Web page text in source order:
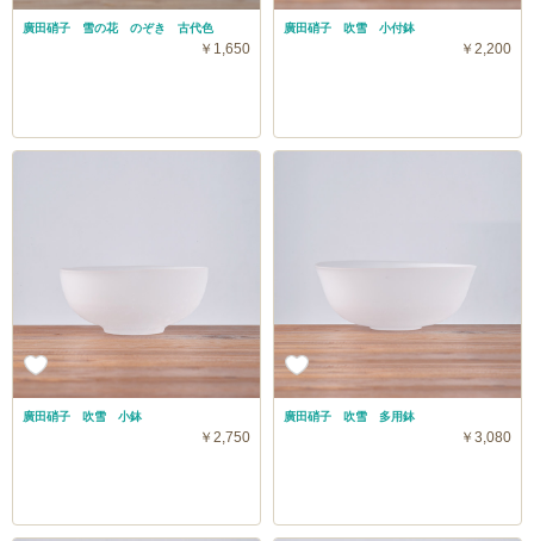
廣田硝子 雪の花 のぞき 古代色
￥1,650
廣田硝子 吹雪 小付鉢
￥2,200
廣田硝子 吹雪 小鉢
￥2,750
廣田硝子 吹雪 多用鉢
￥3,080